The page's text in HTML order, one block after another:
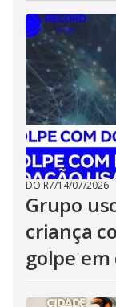
DO R7/14/07/2026
Grupo
criança
golpe